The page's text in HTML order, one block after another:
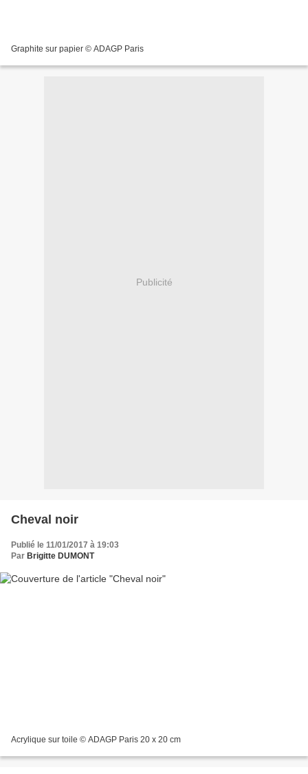
Graphite sur papier © ADAGP Paris
Publicité
Cheval noir
Publié le 11/01/2017 à 19:03
Par Brigitte DUMONT
Acrylique sur toile © ADAGP Paris 20 x 20 cm